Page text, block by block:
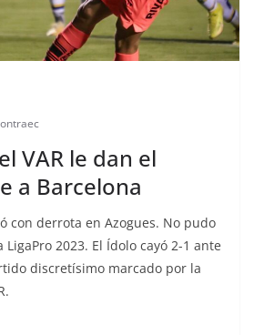
VAR le dan el
a Barcelona
con derrota en Azogues. No pudo
2023. El Ídolo cayó 2-1 ante
discretísimo marcado por la